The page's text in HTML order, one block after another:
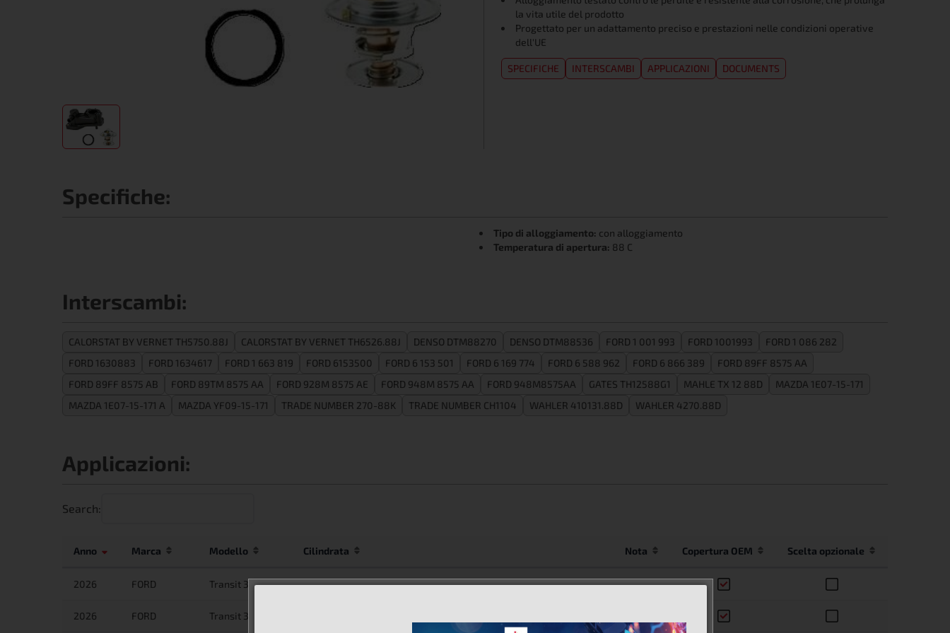
la vita utile del prodotto
Progettato per un adattamento preciso e prestazioni nelle condizioni operative
dell'UE
SPECIFICHE INTERSCAMBI APPLICAZIONI DOCUMENTS
Specifiche:
Tipo di alloggiamento: con alloggiamento
Temperatura di apertura: 88 C
Interscambi:
CALORSTAT BY VERNET TH5750.88J CALORSTAT BY VERNET TH6526.88J DENSO DTM88270 DENSO DTM88536 FORD 1 001 993 FORD 1001993
FORD 1 086 282
FORD 1630883
FORD 1634617 FORD 1 663 819 FORD 6153500 FORD 6 153 501 FORD 6 169 774 FORD 6 588 962 FORD 6 866 389
FORD 89FF 8575 AA
FORD 89FF 8575 AB
FORD 89TM 8575 AA FORD 928M 8575 AE FORD 948M 8575 AA FORD 948M8575AA GATES TH12588G1 MAHLE TX 12 88D
MAZDA 1E07-15-171
MAZDA 1E07-15-171 A
MAZDA YF09-15-171 TRADE NUMBER 270-88K TRADE NUMBER CH1104 WAHLER 410131.88D WAHLER 4270.88D
Applicazioni:
Search:
Anno Marca Modello Cilindrata Nota Copertura OEM Scelta opzionale
2026 FORD Transit 350 2.0L 1995CC 4-Cyl BKFC/BKFD Mild Hybrid/diesel
2026 FORD Transit 350